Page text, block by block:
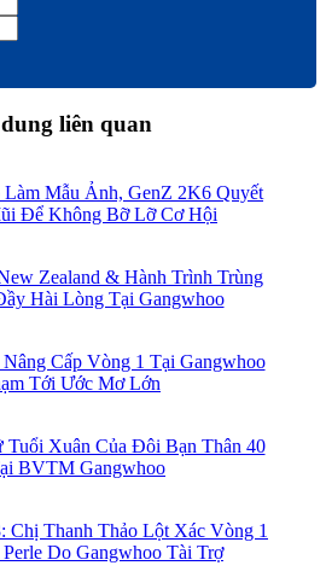
liên quan
Mẫu Ảnh, GenZ 2K6 Quyết
Để Không Bỡ Lỡ Cơ Hội
Zealand & Hành Trình Trùng
Hài Lòng Tại Gangwhoo
Cấp Vòng 1 Tại Gangwhoo
Tới Ước Mơ Lớn
Xuân Của Đôi Bạn Thân 40
BVTM Gangwhoo
Chị Thanh Thảo Lột Xác Vòng 1
Do Gangwhoo Tài Trợ